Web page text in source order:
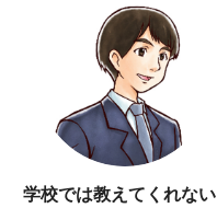
学校では教えてくれない